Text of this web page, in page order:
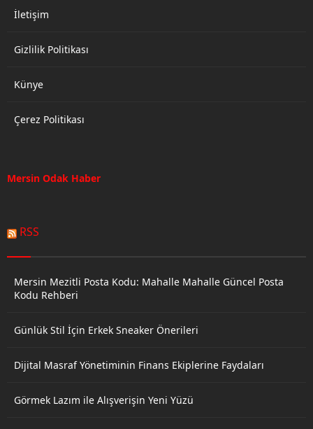
önceden öğrenmek
araştırma yaparak
İletişim
Gizlilik Politikası
Künye
Çerez Politikası
Mersin Odak Haber
RSS
Mersin Mezitli Posta Kodu: Mahalle Mahalle Güncel Posta
Kodu Rehberi
Günlük Stil İçin Erkek Sneaker Önerileri
Dijital Masraf Yönetiminin Finans Ekiplerine Faydaları
Görmek Lazım ile Alışverişin Yeni Yüzü